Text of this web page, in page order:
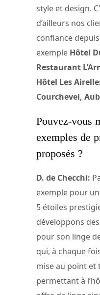
style et design.
d’ailleurs nos
confiance
exemple Hôtel
Restaurant
Hôtel Les
Courchevel,
Pouvez-vous
exemples de
proposés ?
D. de Checchi:
exemple pour
5 étoiles
développons
pour son linge
qui, à chaque
mise au point et
permettant à